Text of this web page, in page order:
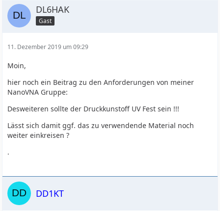
DL6HAK
Gast
11. Dezember 2019 um 09:29
Moin,
hier noch ein Beitrag zu den Anforderungen von meiner
NanoVNA Gruppe:
Desweiteren sollte der Druckkunstoff UV Fest sein !!!
Lässt sich damit ggf. das zu verwendende Material noch
weiter einkreisen ?
.
DD1KT